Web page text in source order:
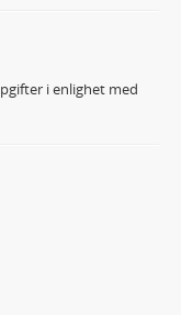
i enlighet med